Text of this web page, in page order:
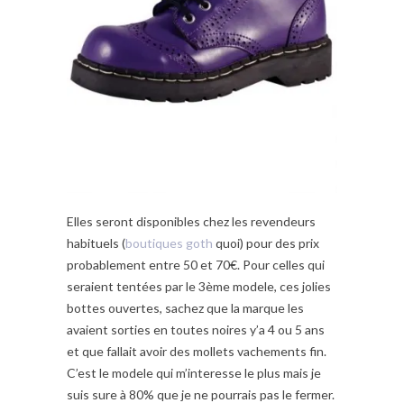
Elles seront disponibles chez les revendeurs
habituels (boutiques goth quoi) pour des prix
probablement entre 50 et 70€. Pour celles qui
seraient tentées par le 3ème modele, ces jolies
bottes ouvertes, sachez que la marque les
avaient sorties en toutes noires y’a 4 ou 5 ans
et que fallait avoir des mollets vachements fin.
C’est le modele qui m’interesse le plus mais je
suis sure à 80% que je ne pourrais pas le fermer.